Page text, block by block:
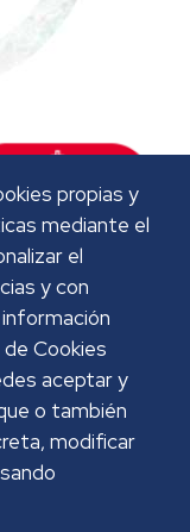
propias y
mediante el
el
y con
Cookies
aceptar y
o también
modificar